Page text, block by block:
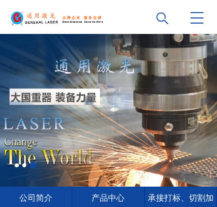
公司简介 产品中心 承接打标、切割加